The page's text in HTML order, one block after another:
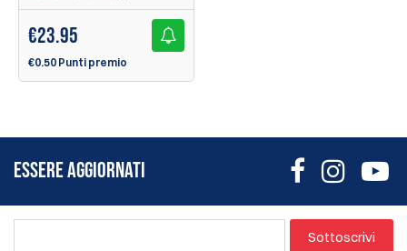
€23.95
€0.50 Punti premio
ESSERE AGGIORNATI
Sottoscrivi